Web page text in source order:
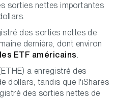
sorties nettes importantes
des sorties nettes de
dernière, dont environ
les ETF américains.
a enregistré des
dollars, tandis que l'iShares
des sorties nettes de